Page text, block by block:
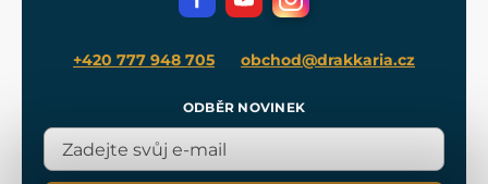
+420 777 948 705 obchod@drakkaria.cz
ODBĚR NOVINEK